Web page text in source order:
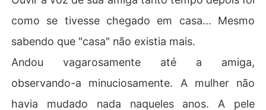
como se tivesse chegado em casa... Mesmo
sabendo que "casa" não existia mais.
Andou vagarosamente até a amiga,
observando-a minuciosamente. A mulher não
havia mudado nada naqueles anos. A pele